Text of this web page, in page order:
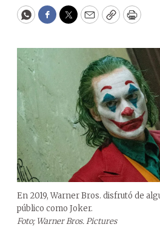
WhatsApp
Facebook
Twitter
EmailCopyPrint
En 2019, Warner Bros. disfrutó de
público como Joker.
Foto; Warner Bros. Pictures